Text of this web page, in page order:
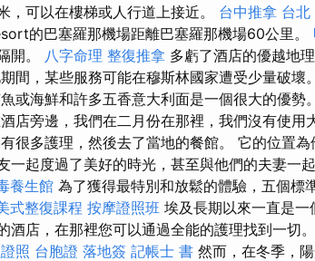
，可以在樓梯或人行道上接近。 台中推拿 台北
的巴塞羅那機場距離巴塞羅那機場60公里。
開。
八字命理 整復推拿 多虧了酒店的優越地
間，某些服務可能在穆斯林國家遭受少量破壞
或海鮮和許多五香意大利面是一個很大的優勢
店旁邊，我們在二月份在那裡，我們沒有使用
很多護理，然後去了當地的餐館。 它的位置
一起度過了美好的時光，甚至與他們的夫妻一
養生館 為了獲得最特別和放鬆的體驗，五個標
式整復課程 按摩證照班 埃及長期以來一直是
酒店，在那裡您可以通過全能的護理找到一切
照 台胞證 落地簽 記帳士 書 然而，在冬季，